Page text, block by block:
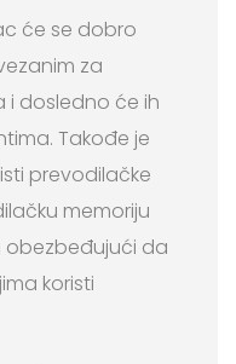
će se dobro
za
i dosledno će ih
Takođe je
prevodilačke
memoriju
obezbeđujući da
koristi